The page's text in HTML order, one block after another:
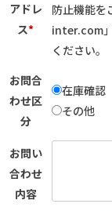
アドレ
ス*
防止機能を
inter.com
ください。
お問合
わせ区
分
在庫確認
その他
お問い
合わせ
内容